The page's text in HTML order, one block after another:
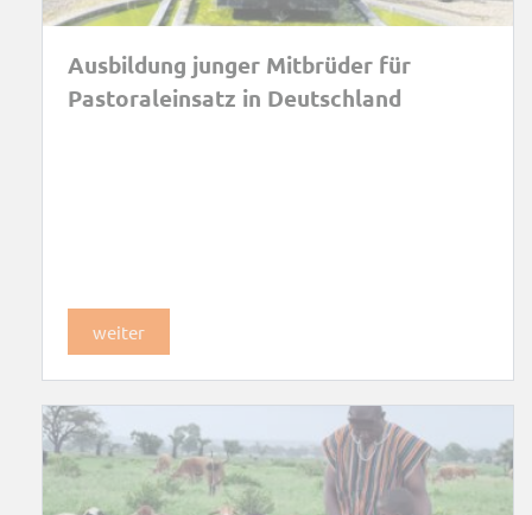
Ausbildung junger Mitbrüder für
Pastoraleinsatz in Deutschland
weiter